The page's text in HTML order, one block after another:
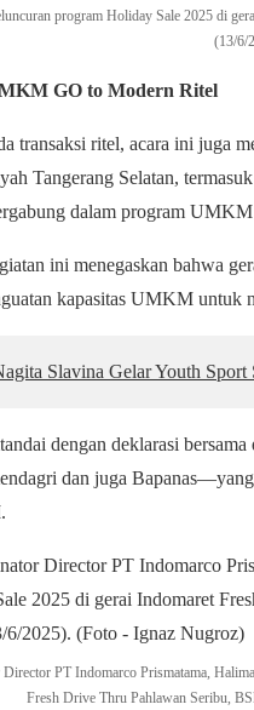
program Holiday Sale 2025 di
(13/6/
GO to Modern Ritel
transaksi ritel, acara ini juga
Tangerang Selatan,
dalam program UMKM
ini menegaskan bahwa
kapasitas UMKM untuk
Slavina Gelar Youth
dengan deklarasi
dan juga
PT Indomarco Prismatama,
Fresh Drive Thru Pahlawan Seribu,